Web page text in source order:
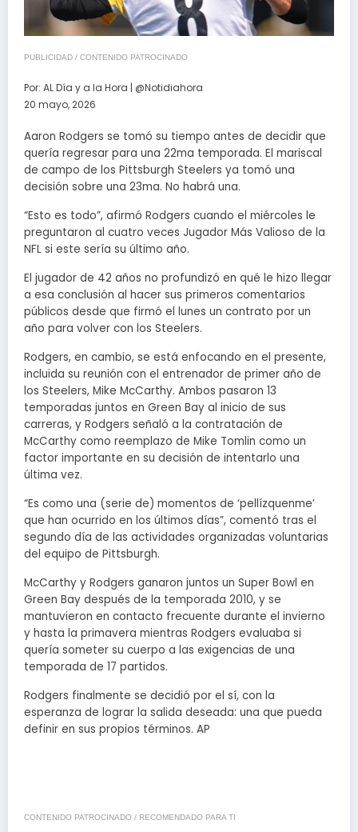
PUBLICIDAD / CONTENIDO PATROCINADO
Por: AL Día y a la Hora | @Notidiahora
20 mayo, 2026
Aaron Rodgers se tomó su tiempo antes de decidir que
quería regresar para una 22ma temporada. El mariscal
de campo de los Pittsburgh Steelers ya tomó una
decisión sobre una 23ma. No habrá una.
“Esto es todo”, afirmó Rodgers cuando el miércoles le
preguntaron al cuatro veces Jugador Más Valioso de la
NFL si este sería su último año.
El jugador de 42 años no profundizó en qué le hizo llegar
a esa conclusión al hacer sus primeros comentarios
públicos desde que firmó el lunes un contrato por un
año para volver con los Steelers.
Rodgers, en cambio, se está enfocando en el presente,
incluida su reunión con el entrenador de primer año de
los Steelers, Mike McCarthy. Ambos pasaron 13
temporadas juntos en Green Bay al inicio de sus
carreras, y Rodgers señaló a la contratación de
McCarthy como reemplazo de Mike Tomlin como un
factor importante en su decisión de intentarlo una
última vez.
“Es como una (serie de) momentos de ‘pellízquenme’
que han ocurrido en los últimos días”, comentó tras el
segundo día de las actividades organizadas voluntarias
del equipo de Pittsburgh.
McCarthy y Rodgers ganaron juntos un Super Bowl en
Green Bay después de la temporada 2010, y se
mantuvieron en contacto frecuente durante el invierno
y hasta la primavera mientras Rodgers evaluaba si
quería someter su cuerpo a las exigencias de una
temporada de 17 partidos.
Rodgers finalmente se decidió por el sí, con la
esperanza de lograr la salida deseada: una que pueda
definir en sus propios términos. AP
CONTENIDO PATROCINADO / RECOMENDADO PARA TI